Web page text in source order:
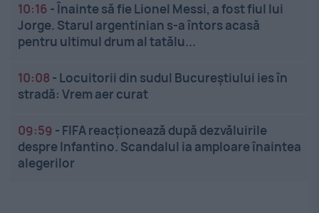
10:16 -Înainte să fie Lionel Messi, a fost fiul lui
Jorge. Starul argentinian s-a întors acasă
pentru ultimul drum al tatălu...
10:08 - Locuitorii din sudul Bucureștiului ies în
stradă: Vrem aer curat
09:59 - FIFA reacționează după dezvăluirile
despre Infantino. Scandalul ia amploare înaintea
alegerilor